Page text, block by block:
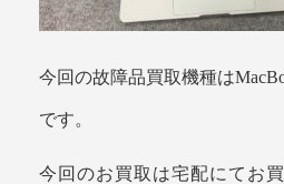
今回の故障品買取機種は
です。
今回のお買取は宅配にてお